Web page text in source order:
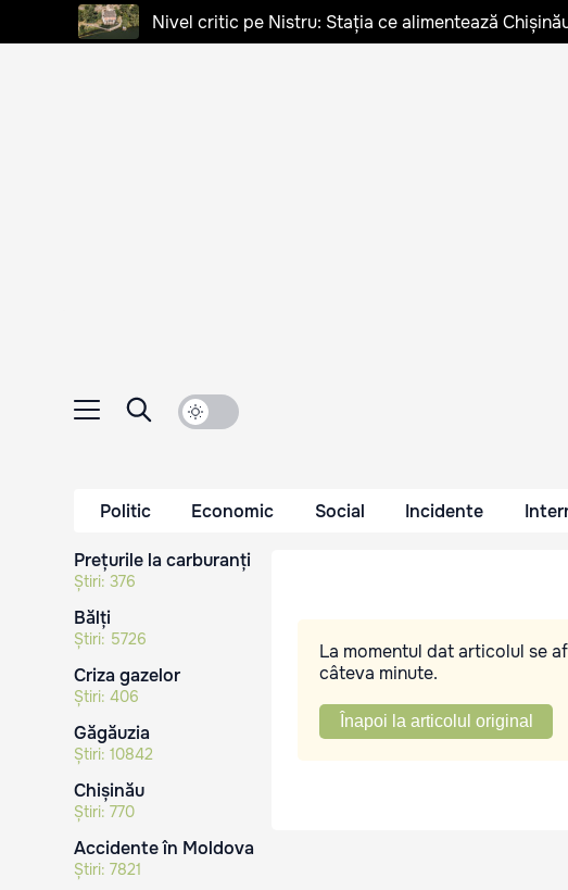
Nivel critic pe Nistru: Stația ce alimentează
Politic Economic Social Incidente
Prețurile la carburanți
Știri: 376
Bălți
Știri: 5726
Criza gazelor
Știri: 406
Găgăuzia
Știri: 10842
Chișinău
Știri: 770
Accidente în Moldova
Știri: 7821
La momentul dat articolul se
câteva minute.
Înapoi la articolul original